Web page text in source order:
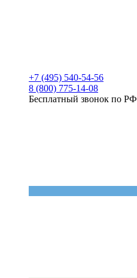
+7 (495) 540-54-56
8 (800) 775-14-08
Бесплатный звонок по РФ